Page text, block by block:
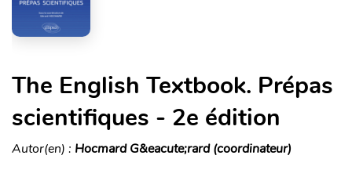
The English Textbook. Prépas
scientifiques - 2e édition
Autor(en) : Hocmard G&eacute;rard (coordinateur)